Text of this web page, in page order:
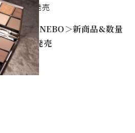
限定発売
＜KANEBO＞新商品&数量
限定発売